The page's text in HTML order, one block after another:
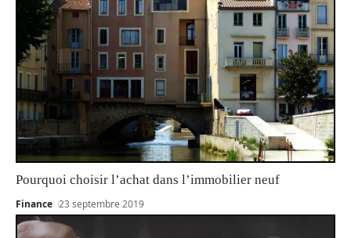
Pourquoi choisir l’achat dans l’immobilier neuf
Finance 23 septembre 2019